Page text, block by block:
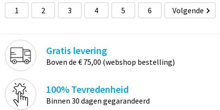
1 2 3 4 5 6 Volgende
Gratis levering
Boven de € 75,00 (webshop bestelling)
100% Tevredenheid
Binnen 30 dagen gegarandeerd